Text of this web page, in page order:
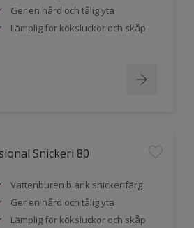
Ger en hård och tålig yta
Lämplig för köksluckor och skåp
Snickeri 80
Vattenburen blank snickerifärg
Ger en hård och tålig yta
Lämplig för köksluckor och skåp